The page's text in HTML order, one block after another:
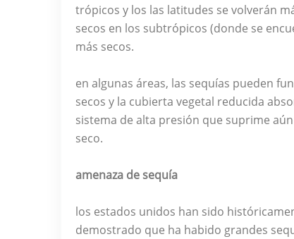
trópicos y los las latitudes se volverán
secos en los subtrópicos (donde se
más secos.
en algunas áreas, las sequías pueden
secos y la cubierta vegetal reducida
sistema de alta presión que suprime
seco.
amenaza de sequía
los estados unidos han sido
demostrado que ha habido grandes